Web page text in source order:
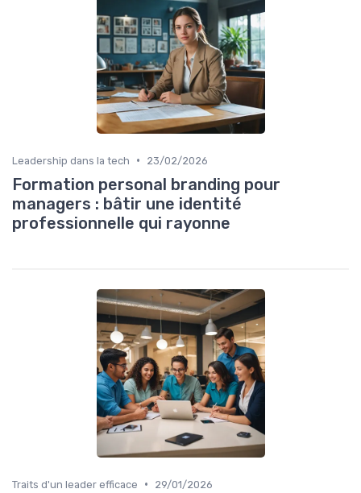
Leadership dans la tech • 23/02/2026
Formation personal branding pour
managers : bâtir une identité
professionnelle qui rayonne
Traits d'un leader efficace • 29/01/2026